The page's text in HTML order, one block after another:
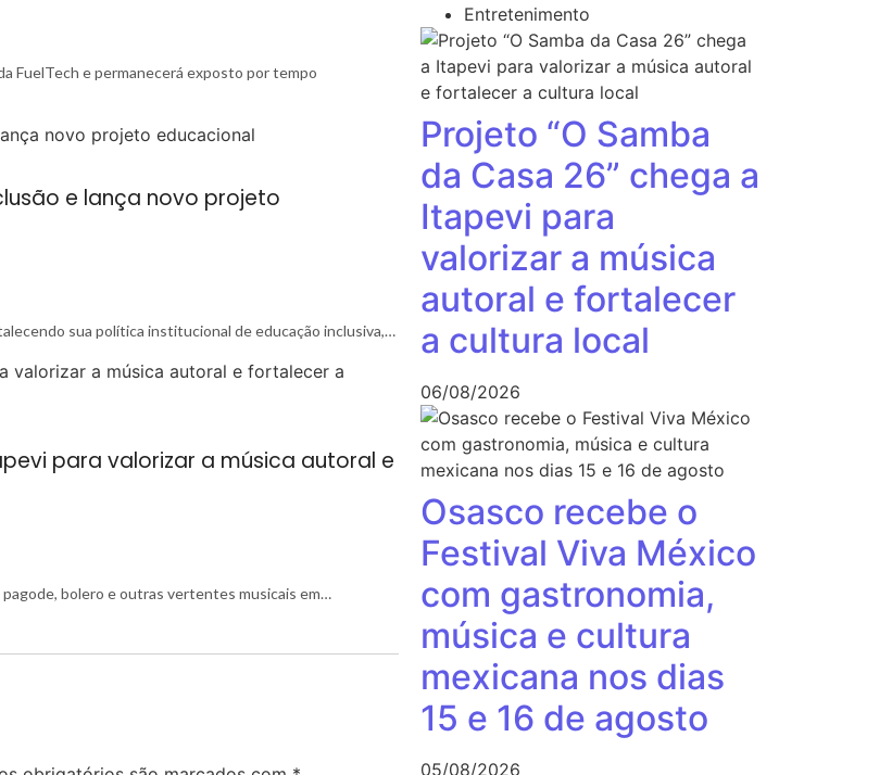
FuelTech e permanecerá exposto por tempo
e lança novo projeto
sua política institucional de educação inclusiva,…
para valorizar a música autoral e
bolero e outras vertentes musicais em…
Entretenimento
Projeto “O Samba
da Casa 26” chega a
Itapevi para
valorizar a música
autoral e fortalecer
a cultura local
06/08/2026
Osasco recebe o
Festival Viva México
com gastronomia,
música e cultura
mexicana nos dias
15 e 16 de agosto
05/08/2026